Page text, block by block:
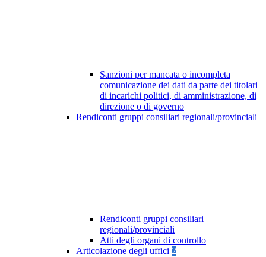
Sanzioni per mancata o incompleta
comunicazione dei dati da parte dei titolari
di incarichi politici, di amministrazione, di
direzione o di governo
Rendiconti gruppi consiliari regionali/provinciali
Rendiconti gruppi consiliari
regionali/provinciali
Atti degli organi di controllo
Articolazione degli uffici 2